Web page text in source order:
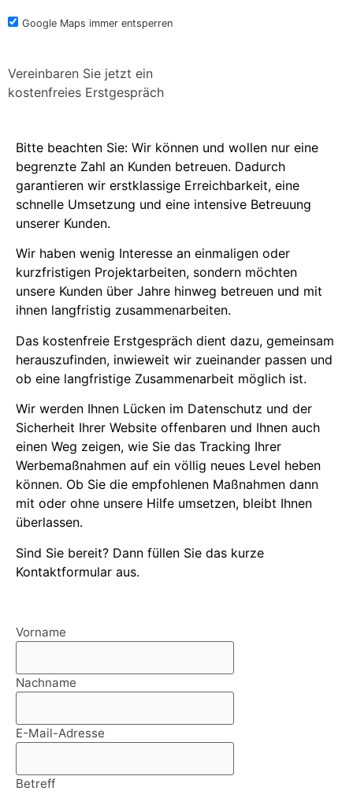
Google Maps immer entsperren
Vereinbaren Sie jetzt ein
kostenfreies Erstgespräch
Bitte beachten Sie: Wir können und wollen nur eine
begrenzte Zahl an Kunden betreuen. Dadurch
garantieren wir erstklassige Erreichbarkeit, eine
schnelle Umsetzung und eine intensive Betreuung
unserer Kunden.
Wir haben wenig Interesse an einmaligen oder
kurzfristigen Projektarbeiten, sondern möchten
unsere Kunden über Jahre hinweg betreuen und mit
ihnen langfristig zusammenarbeiten.
Das kostenfreie Erstgespräch dient dazu, gemeinsam
herauszufinden, inwieweit wir zueinander passen und
ob eine langfristige Zusammenarbeit möglich ist.
Wir werden Ihnen Lücken im Datenschutz und der
Sicherheit Ihrer Website offenbaren und Ihnen auch
einen Weg zeigen, wie Sie das Tracking Ihrer
Werbemaßnahmen auf ein völlig neues Level heben
können. Ob Sie die empfohlenen Maßnahmen dann
mit oder ohne unsere Hilfe umsetzen, bleibt Ihnen
überlassen.
Sind Sie bereit? Dann füllen Sie das kurze
Kontaktformular aus.
Vorname
Nachname
E-Mail-Adresse
Betreff